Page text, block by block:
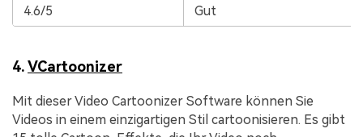
4.6/5 Gut
4.VCartoonizer
Mit dieser Video Cartoonizer Software können Sie
Videos in einem einzigartigen Stil cartoonisieren. Es gibt